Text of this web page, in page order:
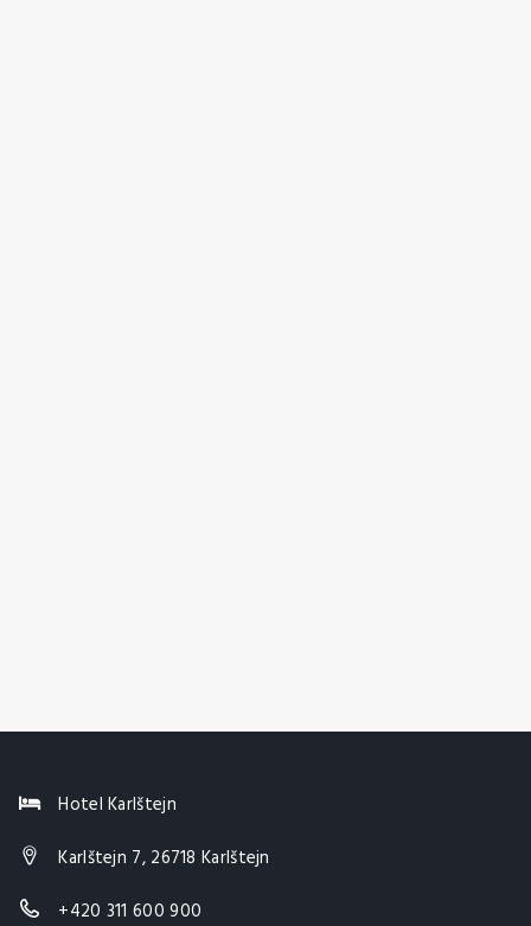
Hotel Karlštejn
Karlštejn 7, 26718 Karlštejn
+420 311 600 900